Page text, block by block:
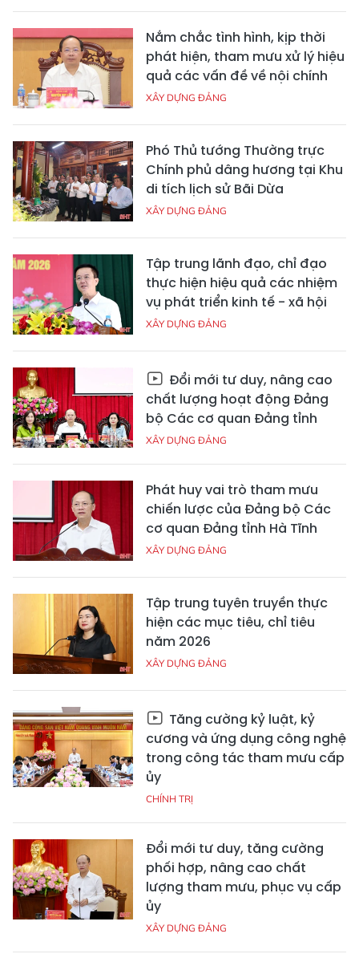
Nắm chắc tình hình, kịp thời
phát hiện, tham mưu xử lý hiệu
quả các vấn đề về nội chính
XÂY DỰNG ĐẢNG
Phó Thủ tướng Thường trực
Chính phủ dâng hương tại Khu
di tích lịch sử Bãi Dừa
XÂY DỰNG ĐẢNG
Tập trung lãnh đạo, chỉ đạo
thực hiện hiệu quả các nhiệm
vụ phát triển kinh tế - xã hội
XÂY DỰNG ĐẢNG
Đổi mới tư duy, nâng cao
chất lượng hoạt động Đảng
bộ Các cơ quan Đảng tỉnh
XÂY DỰNG ĐẢNG
Phát huy vai trò tham mưu
chiến lược của Đảng bộ Các
cơ quan Đảng tỉnh Hà Tĩnh
XÂY DỰNG ĐẢNG
Tập trung tuyên truyền thực
hiện các mục tiêu, chỉ tiêu
năm 2026
XÂY DỰNG ĐẢNG
Tăng cường kỷ luật, kỷ
cương và ứng dụng công nghệ
trong công tác tham mưu cấp
ủy
CHÍNH TRỊ
Đổi mới tư duy, tăng cường
phối hợp, nâng cao chất
lượng tham mưu, phục vụ cấp
ủy
XÂY DỰNG ĐẢNG